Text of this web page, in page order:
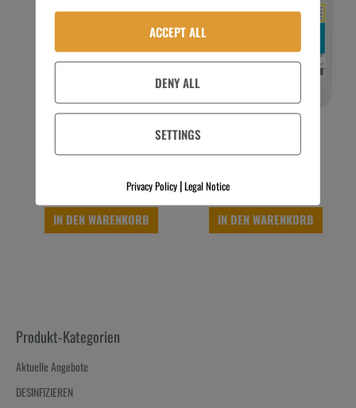
Produkt-Kategorien
Aktuelle Angebote
DESINFIZIEREN
Kostenloser Versand
IN DEN WARENKORB
Preis zzgl. MwSt.
IN DEN WARENKORB
ACCEPT ALL
DENY ALL
SETTINGS
Privacy Policy|Legal Notice